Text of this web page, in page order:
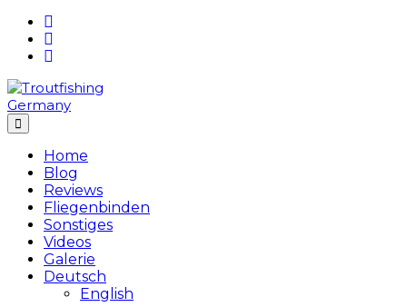
Skip
content
Home
Blog
Reviews
Fliegenbinden
Sonstiges
Videos
Galerie
Deutsch
English